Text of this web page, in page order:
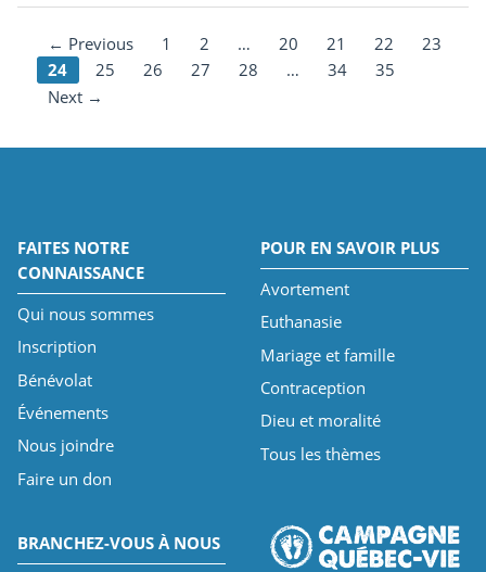
← Previous 1 2 … 20 21 22
23
24
25 26 27 28 … 34
35
Next →
FAITES NOTRE
CONNAISSANCE
Qui nous sommes
Inscription
Bénévolat
Événements
Nous joindre
Faire un don
POUR EN SAVOIR PLUS
Avortement
Euthanasie
Mariage et famille
Contraception
Dieu et moralité
Tous les thèmes
BRANCHEZ-VOUS À NOUS